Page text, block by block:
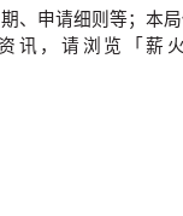
、申请细则等；本
讯，请浏览「薪